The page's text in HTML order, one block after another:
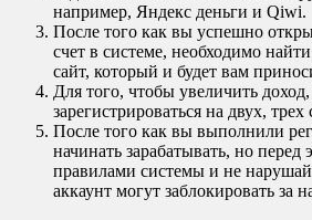
например, Яндекс деньги и Qiwi.
После того как вы успешно
счет в системе, необходимо
сайт, который и будет вам
Для того, чтобы увеличить
зарегистрироваться на двух, трех
После того как вы выполнили
начинать зарабатывать, но перед
правилами системы и не
аккаунт могут заблокировать за